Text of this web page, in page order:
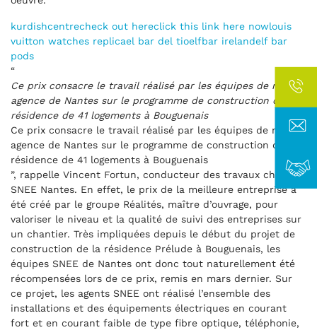
kurdishcentrecheck out hereclick this link here nowlouis
vuitton watches replicael bar del tioelfbar irelandelf bar
pods
“
Ce prix consacre le travail réalisé par les équipes de notre
agence de Nantes sur le programme de construction d’une
résidence de 41 logements à Bouguenais
Ce prix consacre le travail réalisé par les équipes de notre
agence de Nantes sur le programme de construction d’une
résidence de 41 logements à Bouguenais
”, rappelle Vincent Fortun, conducteur des travaux chez
SNEE Nantes. En effet, le prix de la meilleure entreprise a
été créé par le groupe Réalités, maître d’ouvrage, pour
valoriser le niveau et la qualité de suivi des entreprises sur
un chantier. Très impliquées depuis le début du projet de
construction de la résidence Prélude à Bouguenais, les
équipes SNEE de Nantes ont donc tout naturellement été
récompensées lors de ce prix, remis en mars dernier. Sur
ce projet, les agents SNEE ont réalisé l’ensemble des
installations et des équipements électriques en courant
fort et en courant faible de type fibre optique, téléphonie,